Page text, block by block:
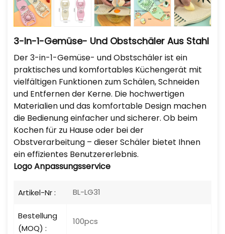
3-In-1-Gemüse- Und Obstschäler Aus Stahl
Der 3-in-1-Gemüse- und Obstschäler ist ein
praktisches und komfortables Küchengerät mit
vielfältigen Funktionen zum Schälen, Schneiden
und Entfernen der Kerne. Die hochwertigen
Materialien und das komfortable Design machen
die Bedienung einfacher und sicherer. Ob beim
Kochen für zu Hause oder bei der
Obstverarbeitung – dieser Schäler bietet Ihnen
ein effizientes Benutzererlebnis.
LogoAnpassungsservice
Artikel-Nr : BL-LG31
Bestellung
(MOQ) :
100pcs